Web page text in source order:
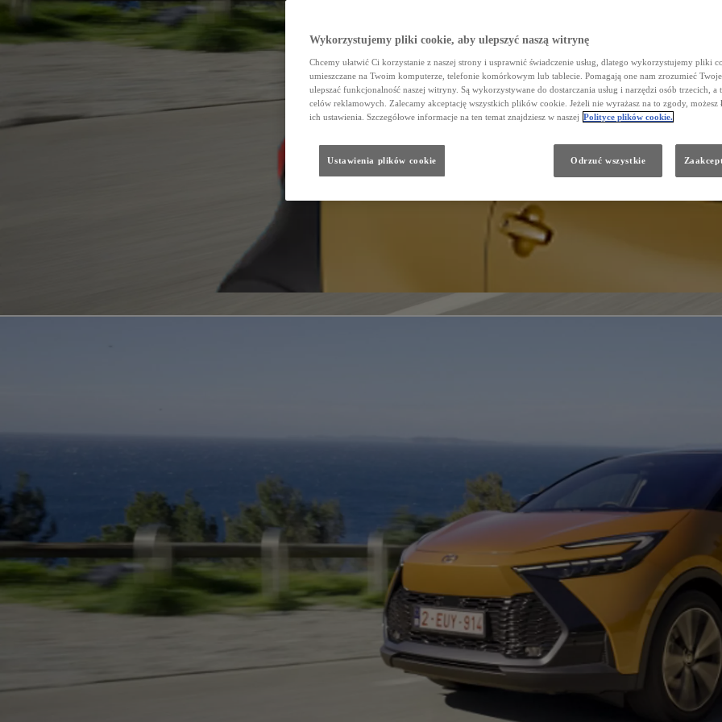
Wykorzystujemy pliki cookie, aby ulepszyć naszą witrynę
Chcemy ułatwić Ci korzystanie z naszej strony i usprawnić świadczenie usług, dlatego wykorzystujemy pliki
umieszczane na Twoim komputerze, telefonie komórkowym lub tablecie. Pomagają one nam zrozumieć
ulepszać funkcjonalność naszej witryny. Są wykorzystywane do dostarczania usług i narzędzi osób trzecich, a
celów reklamowych. Zalecamy akceptację wszystkich plików cookie. Jeżeli nie wyrażasz na to zgody, możesz
ich ustawienia. Szczegółowe informacje na ten temat znajdziesz w naszej Polityce plików cookie.
Ustawienia plików cookie Odrzuć wszystkie